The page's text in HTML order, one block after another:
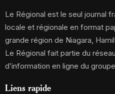
Le Régional est le seul journal
locale et régionale en format
grande région de Niagara,
Le Régional fait partie du
d’information en ligne du
Liens rapide